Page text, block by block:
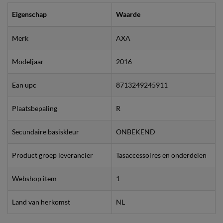
Eigenschap Waarde
Merk AXA
Modeljaar 2016
Ean upc 8713249245911
Plaatsbepaling R
Secundaire basiskleur ONBEKEND
Product groep leverancier Tasaccessoires en onderdelen
Webshop item 1
Land van herkomst NL